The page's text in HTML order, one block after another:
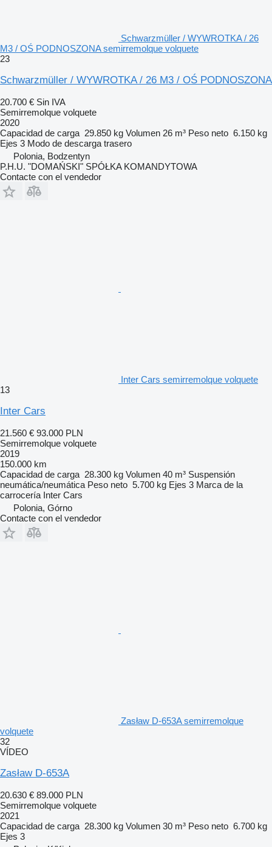
Schwarzmüller / WYWROTKA / 26
M3 / OŚ PODNOSZONA semirremolque volquete
23
Schwarzmüller / WYWROTKA / 26 M3 / OŚ PODNOSZONA
20.700 € Sin IVA
Semirremolque volquete
2020
Capacidad de carga 29.850 kg Volumen 26 m³ Peso neto 6.150 kg
Ejes 3 Modo de descarga trasero
Polonia, Bodzentyn
P.H.U. "DOMAŃSKI" SPÓŁKA KOMANDYTOWA
Contacte con el vendedor
Inter Cars semirremolque volquete
13
Inter Cars
21.560 € 93.000 PLN
Semirremolque volquete
2019
150.000 km
Capacidad de carga 28.300 kg Volumen 40 m³ Suspensión
neumática/neumática Peso neto 5.700 kg Ejes 3 Marca de la
carrocería Inter Cars
Polonia, Górno
Contacte con el vendedor
Zasław D-653A semirremolque
volquete
32
VÍDEO
Zasław D-653A
20.630 € 89.000 PLN
Semirremolque volquete
2021
Capacidad de carga 28.300 kg Volumen 30 m³ Peso neto 6.700 kg
Ejes 3